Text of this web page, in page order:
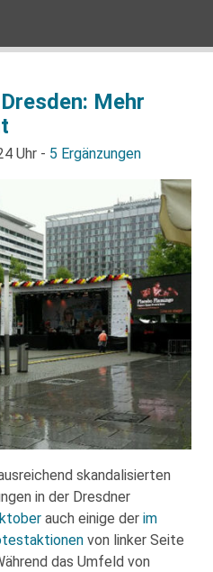
Mehr
Uhr - 5 Ergänzungen
skandalisierten
in der Dresdner
auch einige der im
von linker Seite
das Umfeld von